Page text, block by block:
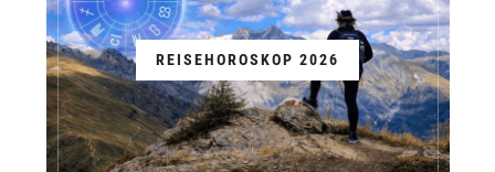
REISEHOROSKOP 2026